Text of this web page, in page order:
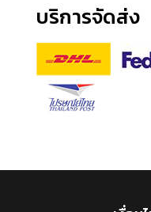
บริการจัดส่ง